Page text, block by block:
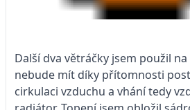
Další dva větráčky jsem použil
nebude mít díky přítomnosti
cirkulaci vzduchu a vhání tedy